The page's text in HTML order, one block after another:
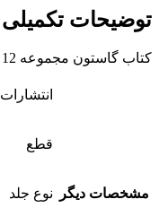
توضیحات تکمیلی
کتاب گاستون مجموعه 12 جلدی اثر ماتیو دولوبیه
مشخصات دیگر
انتشارات
قطع
نوع جلد